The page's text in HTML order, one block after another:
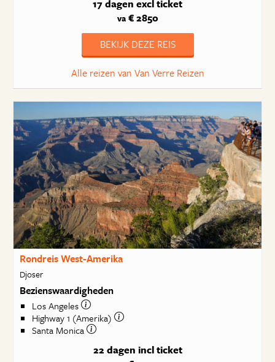
17 dagen excl ticket
va€ 2850
BEKIJK DEZE REIS
Alle reizen van Van Verre Reizen
Rondreis West-Amerika
Djoser
Bezienswaardigheden
Los Angeles
Highway 1 (Amerika)
Santa Monica
22 dagen incl ticket